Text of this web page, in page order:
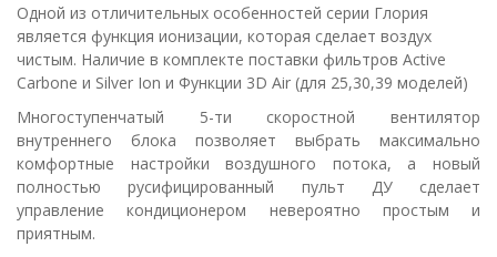
Одной из отличительных особенностей серии Глория
является функция ионизации, которая сделает воздух
чистым. Наличие в комплекте поставки фильтров Active
Carbone и Silver Ion и Функции 3D Air (для 25,30,39 моделей)
Многоступенчатый 5-ти скоростной вентилятор
внутреннего блока позволяет выбрать максимально
комфортные настройки воздушного потока, а новый
полностью русифицированный пульт ДУ сделает
управление кондиционером невероятно простым и
приятным.